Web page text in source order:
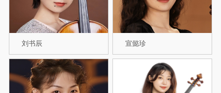
刘书辰 宣懿珍